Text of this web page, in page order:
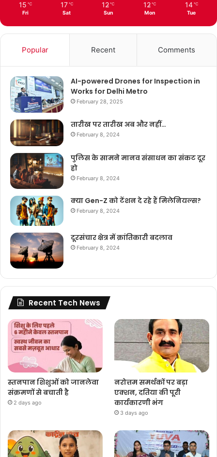
15 ℃
Fri
17 ℃
Sat
12 ℃
Sun
12 ℃
Mon
14 ℃
Tue
Popular Recent Comments
AI-powered Drones for Inspection in
Works for Delhi Metro
February 28, 2025
तारीख पर तारीख अब और नहीं…
February 8, 2024
पुलिस के सामने मानव संसाधन का संकट दूर
हो
February 8, 2024
क्या Gen-Z को टेंशन दे रहे हैं मिलेनियल्स?
February 8, 2024
दूरसंचार क्षेत्र में क्रांतिकारी बदलाव
February 8, 2024
Recent Tech News
स्तनपान शिशुओं को जानलेवा
संक्रमणों से बचाती है
2 days ago
नरोत्तम समर्थकों पर बड़ा
एक्शन, दतिया की पूरी
कार्यकारणी भंग
3 days ago